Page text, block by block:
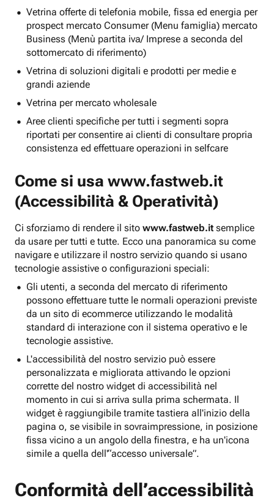
Vetrina offerte di telefonia mobile, fissa ed energia per
prospect mercato Consumer (Menu famiglia) mercato
Business (Menù partita iva/ Imprese a seconda del
sottomercato di riferimento)
Vetrina di soluzioni digitali e prodotti per medie e
grandi aziende
Vetrina per mercato wholesale
Aree clienti specifiche per tutti i segmenti sopra
riportati per consentire ai clienti di consultare propria
consistenza ed effettuare operazioni in selfcare
Come si usa www.fastweb.it
(Accessibilità & Operatività)
Ci sforziamo di rendere il sito www.fastweb.it semplice
da usare per tutti e tutte. Ecco una panoramica su come
navigare e utilizzare il nostro servizio quando si usano
tecnologie assistive o configurazioni speciali:
Gli utenti, a seconda del mercato di riferimento
possono effettuare tutte le normali operazioni previste
da un sito di ecommerce utilizzando le modalità
standard di interazione con il sistema operativo e le
tecnologie assistive.
L'accessibilità del nostro servizio può essere
personalizzata e migliorata attivando le opzioni
corrette del nostro widget di accessibilità nel
momento in cui si arriva sulla prima schermata. Il
widget è raggiungibile tramite tastiera all'inizio della
pagina o, se visibile in sovraimpressione, in posizione
fissa vicino a un angolo della finestra, e ha un'icona
simile a quella dell'“accesso universale”.
Conformità dell’accessibilità